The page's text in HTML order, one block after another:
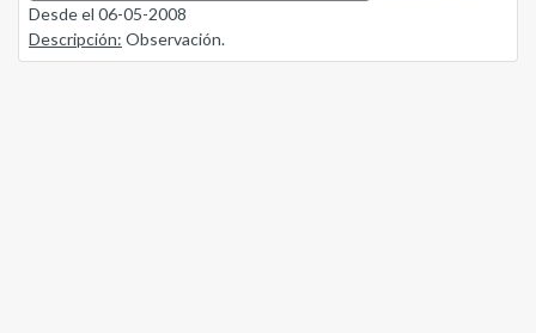
Desde el 06-05-2008
Descripción: Observación.